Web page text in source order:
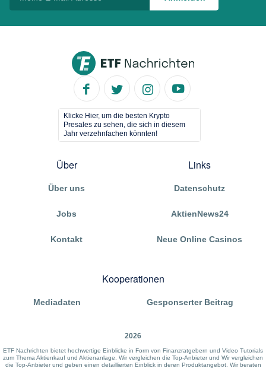
Klicke Hier, um die besten Krypto
Presales zu sehen, die sich in diesem
Jahr verzehnfachen könnten!
Über
Über uns
Jobs
Kontakt
Links
Datenschutz
AktienNews24
Neue Online Casinos
Kooperationen
Mediadaten Gesponserter Beitrag
2026
ETF Nachrichten bietet hochwertige Einblicke in Form von Finanzratgebern und Video Tutorials
zum Thema Aktienkauf und Aktienanlage. Wir vergleichen die Top-Anbieter und Wir vergleichen
die Top-Anbieter und geben einen detaillierten Einblick in deren Produktangebot. Wir beraten